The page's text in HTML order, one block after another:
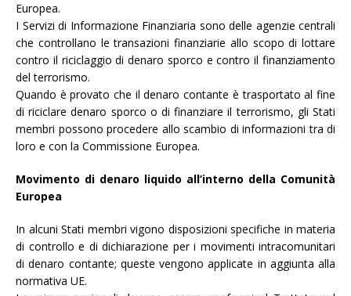
Europea.
I Servizi di Informazione Finanziaria sono delle agenzie centrali
che controllano le transazioni finanziarie allo scopo di lottare
contro il riciclaggio di denaro sporco e contro il finanziamento
del terrorismo.
Quando è provato che il denaro contante è trasportato al fine
di riciclare denaro sporco o di finanziare il terrorismo, gli Stati
membri possono procedere allo scambio di informazioni tra di
loro e con la Commissione Europea.
Movimento di denaro liquido all’interno della Comunità
Europea
In alcuni Stati membri vigono disposizioni specifiche in materia
di controllo e di dichiarazione per i movimenti intracomunitari
di denaro contante; queste vengono applicate in aggiunta alla
normativa UE.